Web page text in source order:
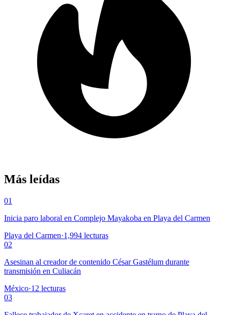
Más leídas
01
Inicia paro laboral en Complejo Mayakoba en Playa del Carmen
Playa del Carmen·1,994 lecturas
02
Asesinan al creador de contenido César Gastélum durante
transmisión en Culiacán
México·12 lecturas
03